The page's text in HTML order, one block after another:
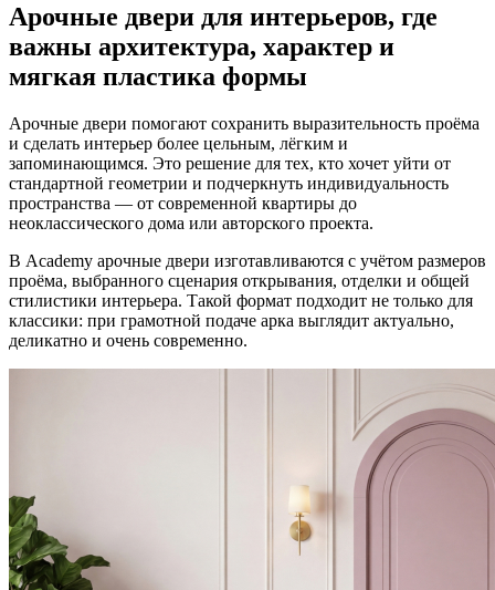
Арочные двери для интерьеров, где
важны архитектура, характер и
мягкая пластика формы
Арочные двери помогают сохранить выразительность проёма
и сделать интерьер более цельным, лёгким и
запоминающимся. Это решение для тех, кто хочет уйти от
стандартной геометрии и подчеркнуть индивидуальность
пространства — от современной квартиры до
неоклассического дома или авторского проекта.
В Academy арочные двери изготавливаются с учётом размеров
проёма, выбранного сценария открывания, отделки и общей
стилистики интерьера. Такой формат подходит не только для
классики: при грамотной подаче арка выглядит актуально,
деликатно и очень современно.